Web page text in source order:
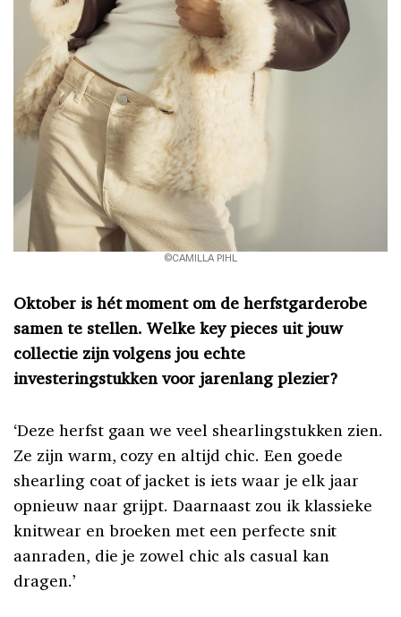
©CAMILLA PIHL
Oktober is hét moment om de herfstgarderobe
samen te stellen. Welke key pieces uit jouw
collectie zijn volgens jou echte
investeringstukken voor jarenlang plezier?
‘Deze herfst gaan we veel shearlingstukken zien.
Ze zijn warm, cozy en altijd chic. Een goede
shearling coat of jacket is iets waar je elk jaar
opnieuw naar grijpt. Daarnaast zou ik klassieke
knitwear en broeken met een perfecte snit
aanraden, die je zowel chic als casual kan
dragen.’